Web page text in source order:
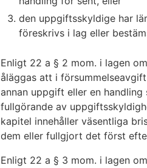
den uppgiftsskyldige har
föreskrivs i lag eller
Enligt 22 a § 2 mom. i lagen
åläggas att i
annan uppgift eller en
fullgörande av
kapitel innehåller väsentliga
dem eller fullgjort det först
Enligt 22 a § 3 mom. i lagen